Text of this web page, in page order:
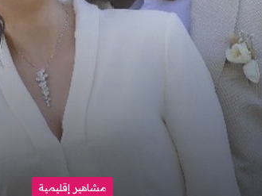
مشاهير إقليمية